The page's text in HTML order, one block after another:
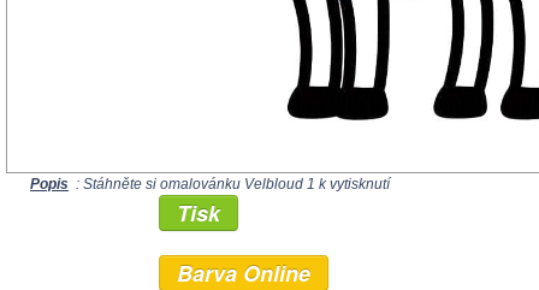
Popis : Stáhněte si omalovánku Velbloud 1 k vytisknutí
Tisk
Barva Online